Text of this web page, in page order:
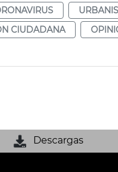
CIUDADANA
Descargas